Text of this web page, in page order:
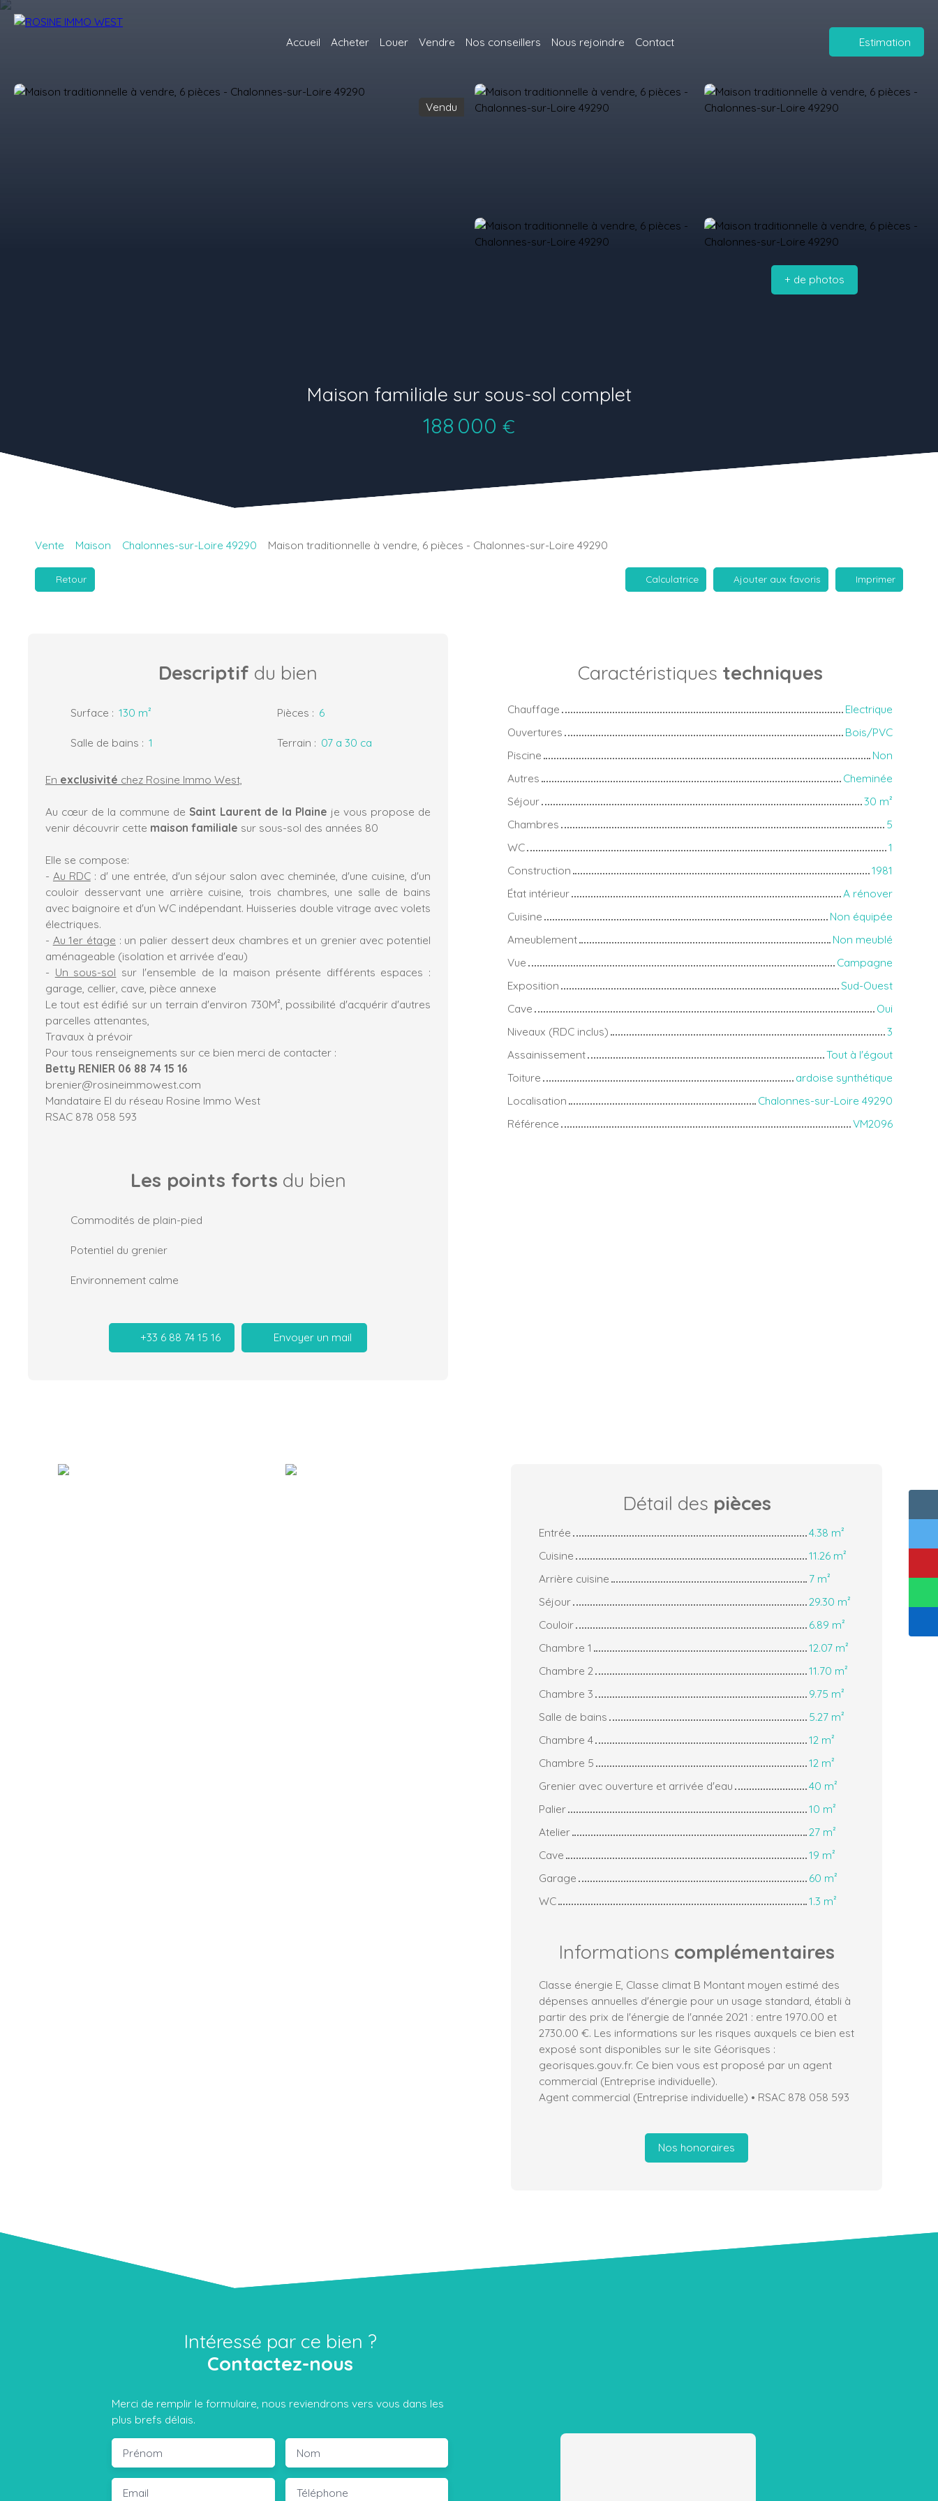
Accueil Acheter Louer Vendre Nos conseillers Nous rejoindre Contact Estimation
Vendu
+ de photos
Maison familiale sur sous-sol complet
188 000 €
Vente Maison Chalonnes-sur-Loire 49290 Maison traditionnelle à vendre, 6 pièces - Chalonnes-sur-Loire 49290
Retour Calculatrice Ajouter aux favoris Imprimer
Descriptif du bien
Surface : 130 m² Pièces : 6
Salle de bains : 1 Terrain : 07 a 30 ca
En exclusivité chez Rosine Immo West,
Au cœur de la commune de Saint Laurent de la Plaine je vous propose de
venir découvrir cette maison familiale sur sous-sol des années 80
Elle se compose:
- Au RDC: d' une entrée, d'un séjour salon avec cheminée, d'une cuisine, d'un
couloir desservant une arrière cuisine, trois chambres, une salle de bains
avec baignoire et d'un WC indépendant. Huisseries double vitrage avec volets
électriques.
- Au 1er étage : un palier dessert deux chambres et un grenier avec potentiel
aménageable (isolation et arrivée d'eau)
- Un sous-sol sur l'ensemble de la maison présente différents espaces :
garage, cellier, cave, pièce annexe
Le tout est édifié sur un terrain d'environ 730M², possibilité d'acquérir d'autres
parcelles attenantes,
Travaux à prévoir
Pour tous renseignements sur ce bien merci de contacter :
Betty RENIER 06 88 74 15 16
brenier@rosineimmowest.com
Mandataire EI du réseau Rosine Immo West
RSAC 878 058 593
Les points forts du bien
Commodités de plain-pied
Potentiel du grenier
Environnement calme
+33 6 88 74 15 16 Envoyer un mail
Caractéristiques techniques
Chauffage
Electrique
Ouvertures
Bois/PVC
Piscine
Non
Autres
Cheminée
Séjour
30 m²
Chambres
5
WC
1
Construction
1981
État intérieur
A rénover
Cuisine
Non équipée
Ameublement
Non meublé
Vue
Campagne
Exposition
Sud-Ouest
Cave
Oui
Niveaux (RDC inclus)
3
Assainissement
Tout à l'égout
Toiture
ardoise synthétique
Localisation
Chalonnes-sur-Loire 49290
Référence
VM2096
Détail des pièces
Entrée
4.38 m²
Cuisine
11.26 m²
Arrière cuisine
7 m²
Séjour
29.30 m²
Couloir
6.89 m²
Chambre 1
12.07 m²
Chambre 2
11.70 m²
Chambre 3
9.75 m²
Salle de bains
5.27 m²
Chambre 4
12 m²
Chambre 5
12 m²
Grenier avec ouverture et arrivée d'eau
40 m²
Palier
10 m²
Atelier
27 m²
Cave
19 m²
Garage
60 m²
WC
1.3 m²
Informations complémentaires
Classe énergie E, Classe climat B Montant moyen estimé des
dépenses annuelles d'énergie pour un usage standard, établi à
partir des prix de l'énergie de l'année 2021 : entre 1970.00 et
2730.00 €. Les informations sur les risques auxquels ce bien est
exposé sont disponibles sur le site Géorisques :
georisques.gouv.fr. Ce bien vous est proposé par un agent
commercial (Entreprise individuelle).
Agent commercial (Entreprise individuelle) • RSAC 878 058 593
Nos honoraires
Intéressé par ce bien ?
Contactez-nous
Merci de remplir le formulaire, nous reviendrons vers vous dans les
plus brefs délais.
Prénom Nom
Email Téléphone